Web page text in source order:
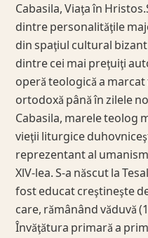
Cabasila, Viaţa în
dintre personalităţile
din spaţiul cultural
dintre cei mai preţuiţi
operă teologică a
ortodoxă până în zilele
Cabasila, marele teolog
vieţii liturgice
reprezentant al
XlV-lea. S-a născut la
fost educat creştineşte
care, rămânând văduvă
Învăţătura primară a